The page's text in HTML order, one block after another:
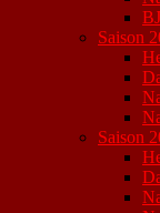
Saison
Saison